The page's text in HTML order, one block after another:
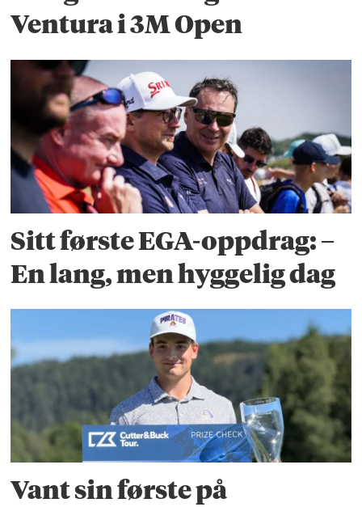
Ventura i 3M Open
Sitt første EGA-oppdrag: –
En lang, men hyggelig dag
Vant sin første på